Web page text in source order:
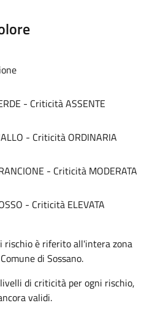
- Criticità ASSENTE
- Criticità ORDINARIA
- Criticità MODERATA
- Criticità ELEVATA
rischio è riferito all'intera zona
di Sossano.
di criticità per ogni rischio,
validi.